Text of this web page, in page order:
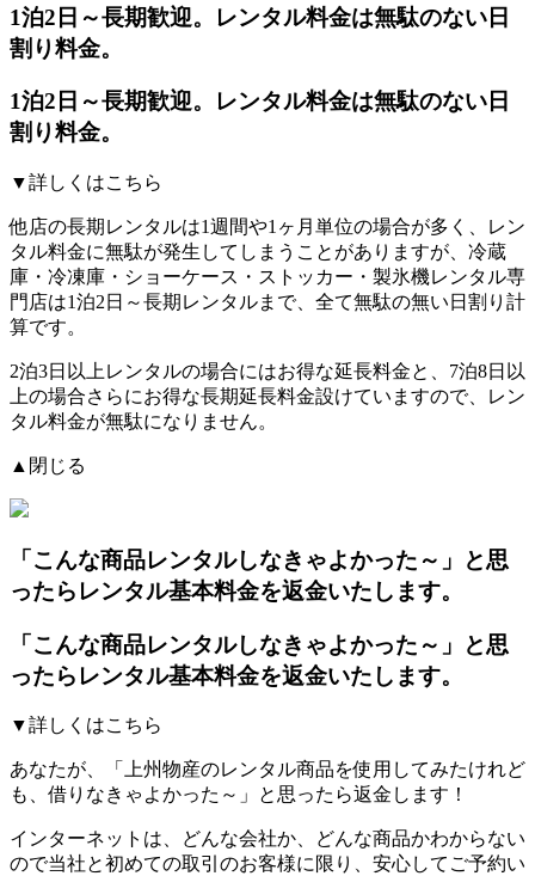
1泊2日～長期歓迎。レンタル料金は無駄のない日
割り料金。
1泊2日～長期歓迎。レンタル料金は無駄のない日
割り料金。
▼詳しくはこちら
他店の長期レンタルは1週間や1ヶ月単位の場合が多く、レン
タル料金に無駄が発生してしまうことがありますが、冷蔵
庫・冷凍庫・ショーケース・ストッカー・製氷機レンタル専
門店は1泊2日～長期レンタルまで、全て無駄の無い日割り計
算です。
2泊3日以上レンタルの場合にはお得な延長料金と、7泊8日以
上の場合さらにお得な長期延長料金設けていますので、レン
タル料金が無駄になりません。
▲閉じる
「こんな商品レンタルしなきゃよかった～」と思
ったらレンタル基本料金を返金いたします。
「こんな商品レンタルしなきゃよかった～」と思
ったらレンタル基本料金を返金いたします。
▼詳しくはこちら
あなたが、「上州物産のレンタル商品を使用してみたけれど
も、借りなきゃよかった～」と思ったら返金します！
インターネットは、どんな会社か、どんな商品かわからない
ので当社と初めての取引のお客様に限り、安心してご予約い